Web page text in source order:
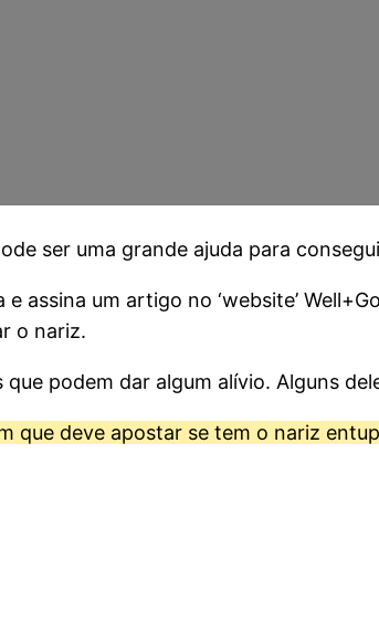
ser uma grande ajuda para
assina um artigo no ‘website’
o nariz.
podem dar algum alívio. Alguns
que deve apostar se tem o nariz